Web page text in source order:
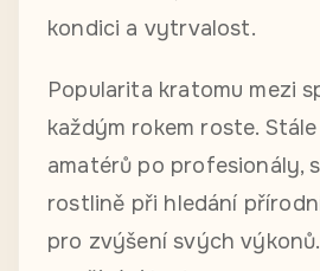
kondici a vytrvalost.
Popularita kratomu mezi
každým rokem roste.
amatérů po profesionály,
rostlině při hledání
pro zvýšení svých